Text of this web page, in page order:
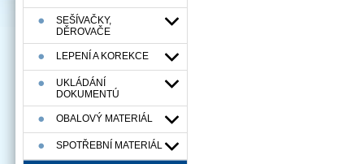
SEŠÍVAČKY,
DĚROVAČE
LEPENÍ A KOREKCE
UKLÁDÁNÍ
DOKUMENTÚ
OBALOVÝ MATERIÁL
SPOTŘEBNÍ MATERIÁL